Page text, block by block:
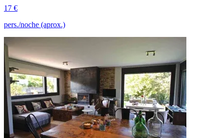
17 €
pers./noche (aprox.)